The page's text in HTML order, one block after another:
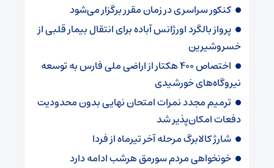
کنکور سراسری در زمان مقرر برگزار می‌شود
پرواز بالگرد اورژانس آباده برای انتقال بیمار قلبی از
خسروشیرین
اختصاص ۴۰۰ هکتار از اراضی ملی فارس به توسعه
نیروگاه‌های خورشیدی
ترمیم مجدد نمرات امتحان نهایی بدون محدودیت
دفعات امکان‌پذیر شد
شارژ کالابرگ‌ مرحله آخر تیرماه از فردا
خونخواهی مردم سورمق هرشب ادامه دارد